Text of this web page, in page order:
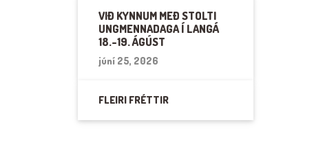
VIÐ KYNNUM MEÐ STOLTI
UNGMENNADAGA Í LANGÁ
18.-19. ÁGÚST
júní 25, 2026
FLEIRI FRÉTTIR